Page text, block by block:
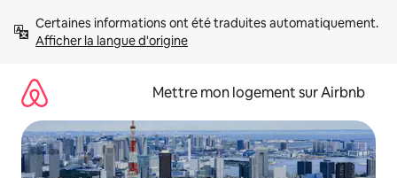
directement
Afficher la langue d'origine
Mettre mon logement sur Airbnb